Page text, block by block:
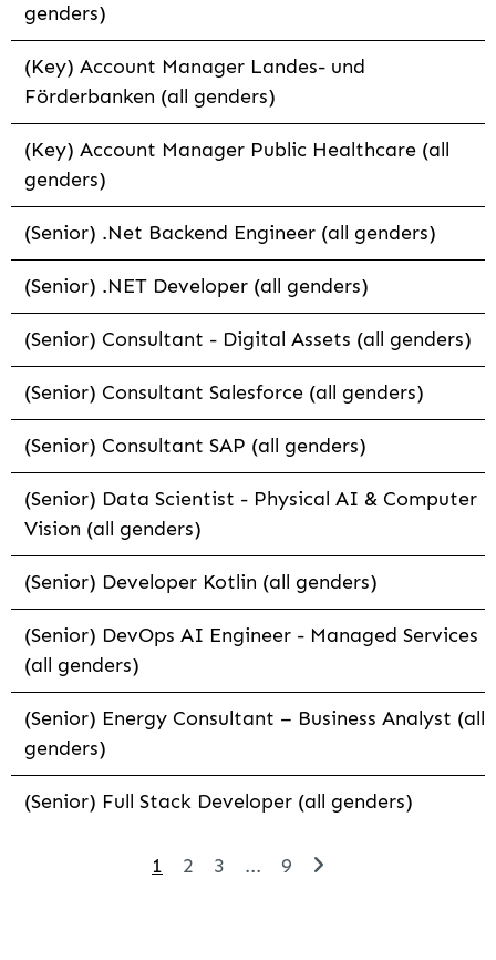
genders)
(Key) Account Manager Landes- und
Förderbanken (all genders)
(Key) Account Manager Public Healthcare (all
genders)
(Senior) .Net Backend Engineer (all genders)
(Senior) .NET Developer (all genders)
(Senior) Consultant - Digital Assets (all genders)
(Senior) Consultant Salesforce (all genders)
(Senior) Consultant SAP (all genders)
(Senior) Data Scientist - Physical AI & Computer
Vision (all genders)
(Senior) Developer Kotlin (all genders)
(Senior) DevOps AI Engineer - Managed Services
(all genders)
(Senior) Energy Consultant – Business Analyst (all
genders)
(Senior) Full Stack Developer (all genders)
1 2 3 ... 9